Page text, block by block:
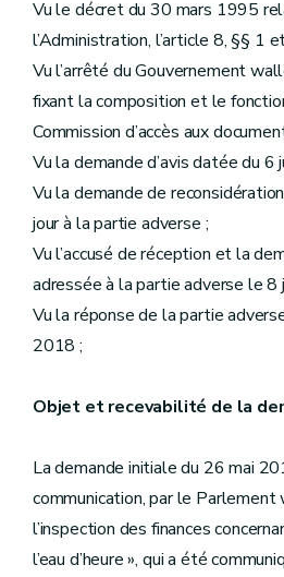
Vu le décret du 30 mars 1995
l’Administration, l’article 8, §§ 1
Vu l’arrêté du Gouvernement
fixant la composition et le
Commission d’accès aux
Vu la demande d’avis datée du 6
Vu la demande de
jour à la partie adverse ;
Vu l’accusé de réception et la
adressée à la partie adverse le 8
Vu la réponse de la partie
2018 ;
Objet et recevabilité de la
La demande initiale du 26 mai
communication, par le
l’inspection des finances
l’eau d’heure », qui a été